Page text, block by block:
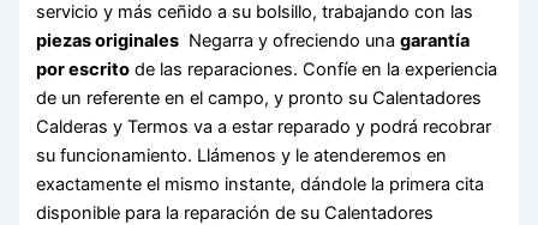
servicio y más ceñido a su bolsillo, trabajando con las
piezas originales Negarra y ofreciendo unagarantía
por escrito de las reparaciones. Confíe en la experiencia
de un referente en el campo, y pronto su Calentadores
Calderas y Termos va a estar reparado y podrá recobrar
su funcionamiento. Llámenos y le atenderemos en
exactamente el mismo instante, dándole la primera cita
disponible para la reparación de su Calentadores